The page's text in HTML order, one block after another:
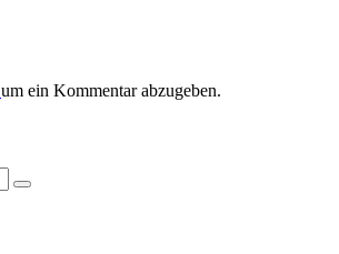
um ein Kommentar abzugeben.